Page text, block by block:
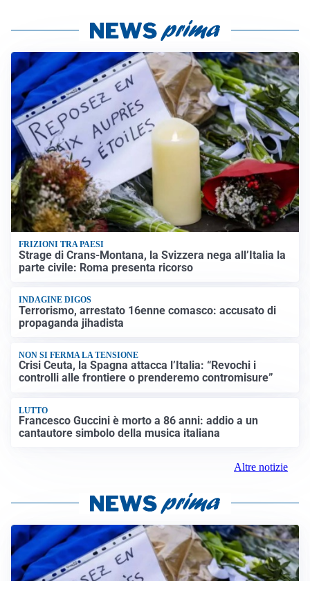
FRIZIONI TRA PAESI
Strage di Crans-Montana, la Svizzera nega all’Italia la
parte civile: Roma presenta ricorso
INDAGINE DIGOS
Terrorismo, arrestato 16enne comasco: accusato di
propaganda jihadista
NON SI FERMA LA TENSIONE
Crisi Ceuta, la Spagna attacca l’Italia: “Revochi i
controlli alle frontiere o prenderemo contromisure”
LUTTO
Francesco Guccini è morto a 86 anni: addio a un
cantautore simbolo della musica italiana
Altre notizie